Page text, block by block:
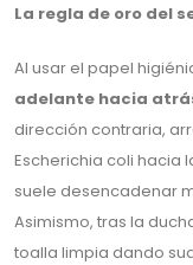
La regla de oro del
Al usar el papel
adelante hacia
dirección contraria,
Escherichia coli hacia
suele desencadenar
Asimismo, tras la
toalla limpia dando